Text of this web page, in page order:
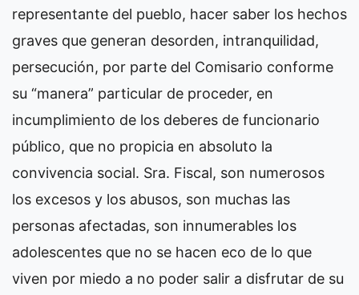
representante del pueblo, hacer saber los hechos
graves que generan desorden, intranquilidad,
persecución, por parte del Comisario conforme
su “manera” particular de proceder, en
incumplimiento de los deberes de funcionario
público, que no propicia en absoluto la
convivencia social. Sra. Fiscal, son numerosos
los excesos y los abusos, son muchas las
personas afectadas, son innumerables los
adolescentes que no se hacen eco de lo que
viven por miedo a no poder salir a disfrutar de su